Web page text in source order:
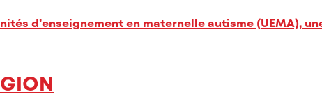
d’enseignement en maternelle autisme (UEMA),